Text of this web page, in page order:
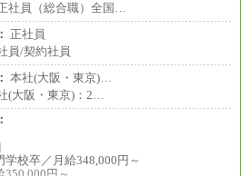
（地域手当なし）
も給与変更なし
社】
合職
円～(※1)、247,000円～(※2)、242,000円
円～(※4)、237,000円～（※5）
律地域手当を含んだ金額を表示
円、※2…33,000円、※3…28,000円、
円、※5…23,000円）
中も給与変更なし
社員（総合職）全国…
正社員
員/契約社員
本社(大阪・東京)…
(大阪・東京)：2…
学校卒／月給348,000円～